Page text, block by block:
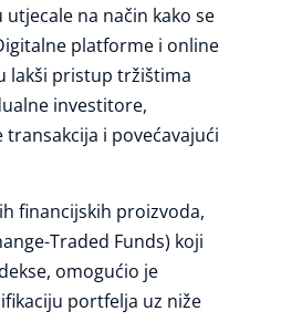
na način kako se
platforme i online
lakši pristup tržištima
investitore,
i povećavajući
financijskih proizvoda,
Traded Funds) koji
omogućio je
portfelja uz niže